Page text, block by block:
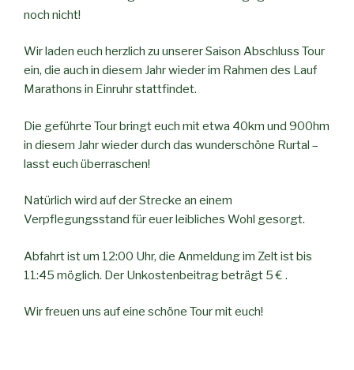
noch nicht!
Wir laden euch herzlich zu unserer Saison Abschluss Tour
ein, die auch in diesem Jahr wieder im Rahmen des Lauf
Marathons in Einruhr stattfindet.
Die geführte Tour bringt euch mit etwa 40km und 900hm
in diesem Jahr wieder durch das wunderschöne Rurtal –
lasst euch überraschen!
Natürlich wird auf der Strecke an einem
Verpflegungsstand für euer leibliches Wohl gesorgt.
Abfahrt ist um 12:00 Uhr, die Anmeldung im Zelt ist bis
11:45 möglich. Der Unkostenbeitrag beträgt 5 € .
Wir freuen uns auf eine schöne Tour mit euch!